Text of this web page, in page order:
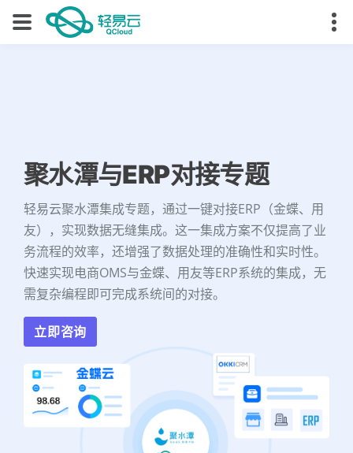
聚水潭与ERP对接专题
轻易云聚水潭集成专题，通过一键对接ERP（金蝶、用
友），实现数据无缝集成。这一集成方案不仅提高了业
务流程的效率，还增强了数据处理的准确性和实时性。
快速实现电商OMS与金蝶、用友等ERP系统的集成，无
需复杂编程即可完成系统间的对接。
立即咨询